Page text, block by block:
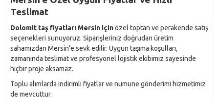
Teslimat
Dolomit taş fiyatları Mersin içinözel toptan ve perakende satış
seçenekleri sunuyoruz. Siparişleriniz doğrudan üretim
sahamızdan Mersin’e sevk edilir. Uygun taşıma koşulları,
zamanında teslimat ve profesyonel lojistik ekibimiz sayesinde
hiçbir proje aksamaz.
Toplu alımlarda indirimli fiyatlar ve numune gönderimi hizmetimiz
de mevcuttur.